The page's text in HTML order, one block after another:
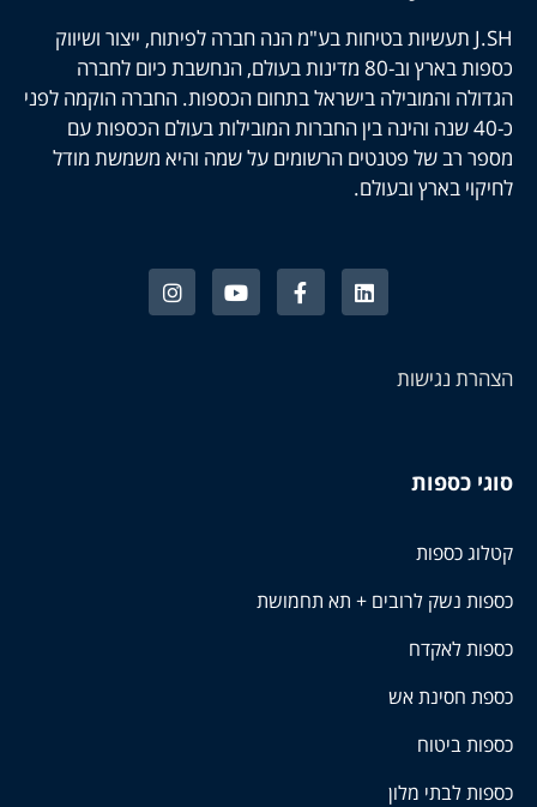
J.SH תעשיות בטיחות בע"מ הנה חברה לפיתוח, ייצור ושיווק
כספות בארץ וב-80 מדינות בעולם, הנחשבת כיום לחברה
הגדולה והמובילה בישראל בתחום הכספות. החברה הוקמה לפני
כ-40 שנה והינה בין החברות המובילות בעולם הכספות עם
מספר רב של פטנטים הרשומים על שמה והיא משמשת מודל
לחיקוי בארץ ובעולם.
הצהרת נגישות
סוגי כספות
קטלוג כספות
כספות נשק לרובים + תא תחמושת
כספות לאקדח
כספת חסינת אש
כספות ביטוח
כספות לבתי מלון